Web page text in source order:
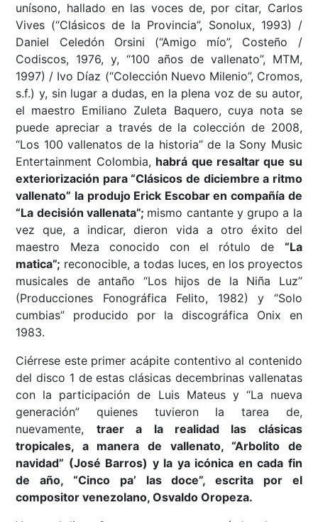
unísono, hallado en las voces de, por citar, Carlos
Vives (“Clásicos de la Provincia”, Sonolux, 1993) /
Daniel Celedón Orsini (“Amigo mío”, Costeño /
Codiscos, 1976, y, “100 años de vallenato”, MTM,
1997) / Ivo Díaz (“Colección Nuevo Milenio”, Cromos,
s.f.) y, sin lugar a dudas, en la plena voz de su autor,
el maestro Emiliano Zuleta Baquero, cuya nota se
puede apreciar a través de la colección de 2008,
“Los 100 vallenatos de la historia” de la Sony Music
Entertainment Colombia, habrá que resaltar que su
exteriorización para “Clásicos de diciembre a ritmo
vallenato” la produjo Erick Escobar en compañía de
“La decisión vallenata”; mismo cantante y grupo a la
vez que, a indicar, dieron vida a otro éxito del
maestro Meza conocido con el rótulo de “La
matica”; reconocible, a todas luces, en los proyectos
musicales de antaño “Los hijos de la Niña Luz”
(Producciones Fonográfica Felito, 1982) y “Solo
cumbias” producido por la discográfica Onix en
1983.
Ciérrese este primer acápite contentivo al contenido
del disco 1 de estas clásicas decembrinas vallenatas
con la participación de Luis Mateus y “La nueva
generación” quienes tuvieron la tarea de,
nuevamente, traer a la realidad las clásicas
tropicales, a manera de vallenato, “Arbolito de
navidad” (José Barros) y la ya icónica en cada fin
de año, “Cinco pa’ las doce”, escrita por el
compositor venezolano, Osvaldo Oropeza.